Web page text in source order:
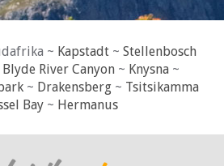
~ Kapstadt ~ Stellenbosch
Blyde River Canyon ~ Knysna ~
~ Drakensberg~ Tsitsikamma
Bay~ Hermanus